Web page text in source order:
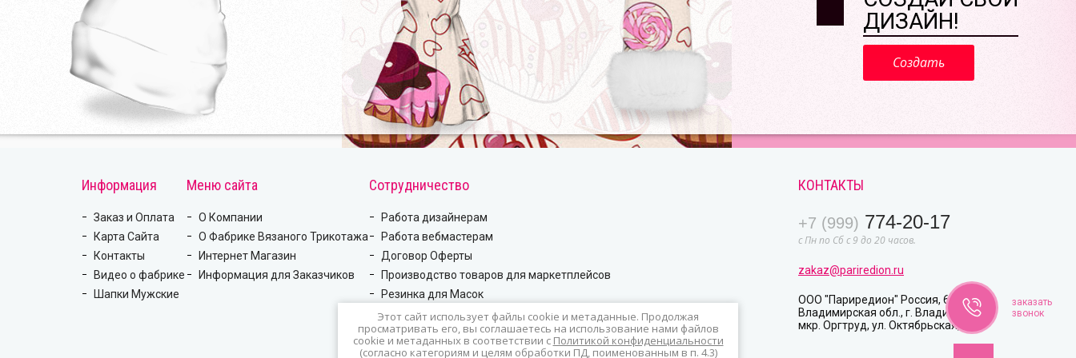
заказать
звонок
ДИЗАЙН!
Создать
Информация
Заказ и Оплата
Карта Сайта
Контакты
Видео о фабрике
Шапки Мужские
Меню сайта
О Компании
О Фабрике Вязаного Трикотажа
Интернет Магазин
Информация для Заказчиков
Сотрудничество
Работа дизайнерам
Работа вебмастерам
Договор Оферты
Производство товаров для маркетплейсов
Резинка для Масок
КОНТАКТЫ
+7 (999) 774-20-17
с Пн по Сб с 9 до 20 часов.
zakaz@pariredion.ru
ООО "Париредион" Россия, 600003
Владимирская обл., г. Владимир,
мкр. Оргтруд, ул. Октябрьская, д. 26
Этот сайт использует файлы cookie и метаданные. Продолжая
просматривать его, вы соглашаетесь на использование нами файлов
cookie и метаданных в соответствии с Политикой конфиденциальности
(согласно категориям и целям обработки ПД, поименованным в п. 4.3)